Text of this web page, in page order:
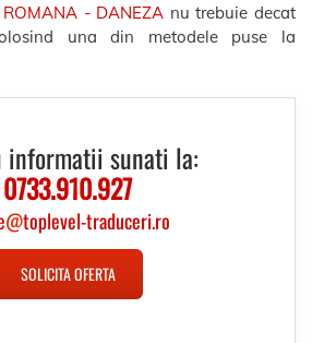
- DANEZA nu trebuie decat
una din metodele puse la
informatii sunati la:
0733.910.927
@toplevel-traduceri.ro
SOLICITA OFERTA